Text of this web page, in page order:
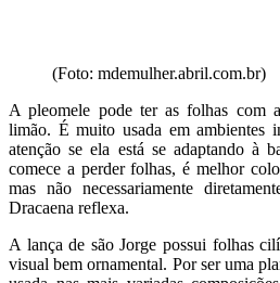
(Foto: mdemulher.abril.com.br)
A pleomele pode ter as folhas com
limão. É muito usada em ambientes
atenção se ela está se adaptando à
comece a perder folhas, é melhor
mas não necessariamente
Dracaena reflexa.
A lança de são Jorge possui folhas
visual bem ornamental. Por ser uma